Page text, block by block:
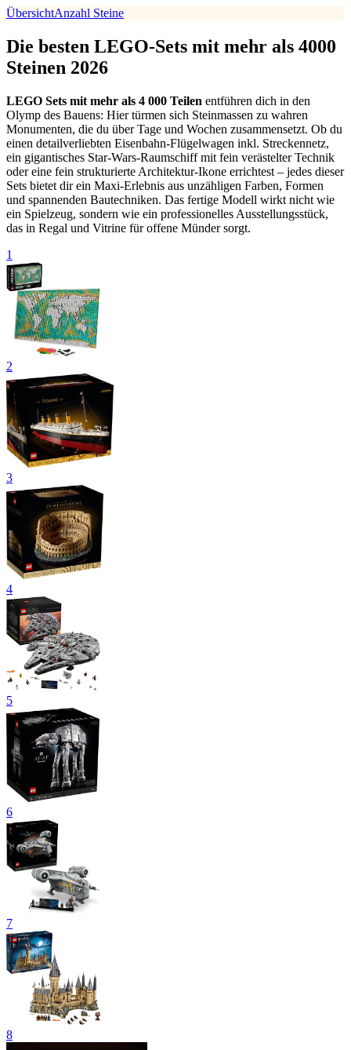
ÜbersichtAnzahl Steine
Die besten LEGO-Sets mit mehr als 4000
Steinen 2026
LEGO Sets mit mehr als 4 000 Teilen entführen dich in den
Olymp des Bauens: Hier türmen sich Steinmassen zu wahren
Monumenten, die du über Tage und Wochen zusammensetzt. Ob du
einen detailverliebten Eisenbahn-Flügelwagen inkl. Streckennetz,
ein gigantisches Star-Wars-Raumschiff mit fein verästelter Technik
oder eine fein strukturierte Architektur-Ikone errichtest – jedes dieser
Sets bietet dir ein Maxi-Erlebnis aus unzähligen Farben, Formen
und spannenden Bautechniken. Das fertige Modell wirkt nicht wie
ein Spielzeug, sondern wie ein professionelles Ausstellungsstück,
das in Regal und Vitrine für offene Münder sorgt.
1
2
3
4
5
6
7
8